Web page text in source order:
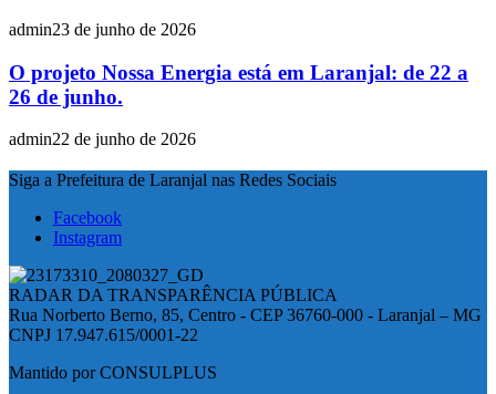
admin23 de junho de 2026
O projeto Nossa Energia está em Laranjal: de 22 a
26 de junho.
admin22 de junho de 2026
Siga a Prefeitura de Laranjal nas Redes Sociais
Facebook
Instagram
RADAR DA TRANSPARÊNCIA PÚBLICA
Rua Norberto Berno, 85, Centro - CEP 36760-000 - Laranjal – MG
CNPJ 17.947.615/0001-22
Mantido por CONSULPLUS